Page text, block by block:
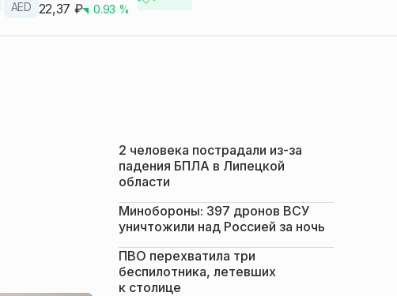
AED 22,37 ₽ 0.93 %
2 человека пострадали из-за
падения БПЛА в Липецкой
области
Минобороны: 397 дронов ВСУ
уничтожили над Россией за ночь
ПВО перехватила три
беспилотника, летевших
к столице